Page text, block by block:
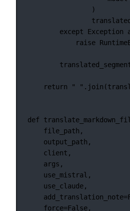
)
except
Exception
raise
return " "
def
file_path,
output_path,
client,
args,
use_mistral,
use_claude,
add_translation_note=
force=False,